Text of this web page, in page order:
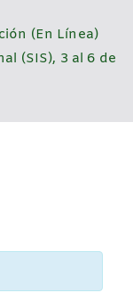
(En Línea)
(SIS), 3 al 6 de